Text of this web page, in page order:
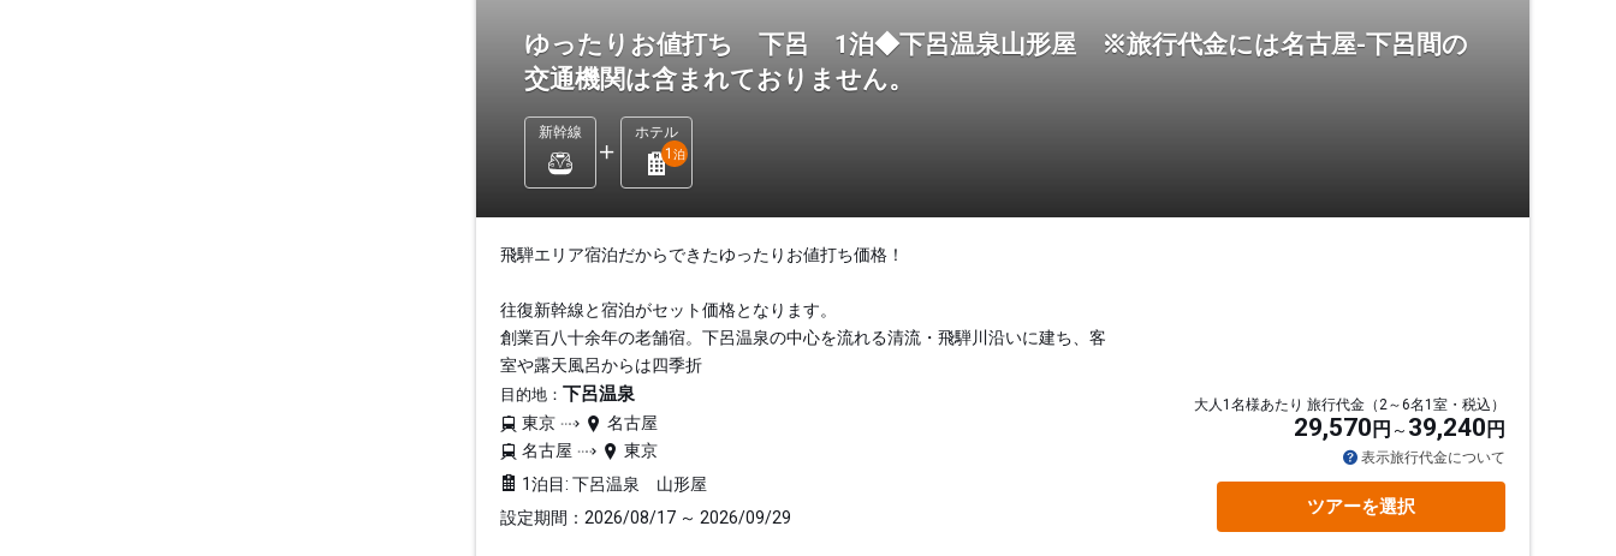
ゆったりお値打ち 下呂 1泊◆下呂温泉山形屋 ※旅行代金には名古屋-下呂間の
交通機関は含まれておりません。
新幹線
ホテル
1 泊
飛騨エリア宿泊だからできたゆったりお値打ち価格！
往復新幹線と宿泊がセット価格となります。
創業百八十余年の老舗宿。下呂温泉の中心を流れる清流・飛騨川沿いに建ち、客
室や露天風呂からは四季折
目的地： 下呂温泉
東京
名古屋
名古屋
東京
1泊目: 下呂温泉 山形屋
設定期間：2026/08/17 ～ 2026/09/29
大人1名様あたり 旅行代金（2～6名1室・税込）
29,570 円 39,240 円
表示旅行代金について
ツアーを選択